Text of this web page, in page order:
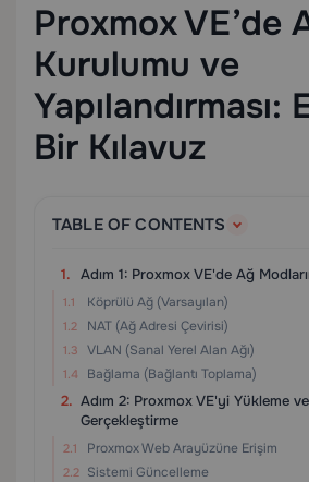
Proxmox VE’de
Kurulumu ve
Yapılandırması:
Bir Kılavuz
TABLE OF CONTENTS
Adım 1: Proxmox VE'de Ağ
Köprülü Ağ (Varsayılan)
NAT (Ağ Adresi Çevirisi)
VLAN (Sanal Yerel Alan Ağı)
Bağlama (Bağlantı Toplama)
Adım 2: Proxmox VE'yi Yükleme
Gerçekleştirme
Proxmox Web Arayüzüne Erişim
Sistemi Güncelleme